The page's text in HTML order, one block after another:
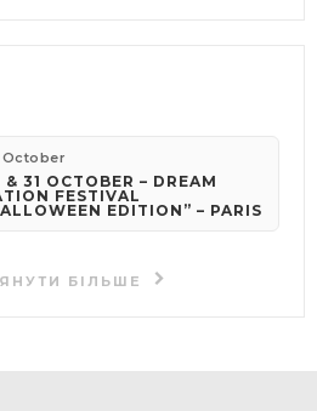
October
31 OCTOBER – DREAM
FESTIVAL
EDITION” – PARIS
БІЛЬШЕ